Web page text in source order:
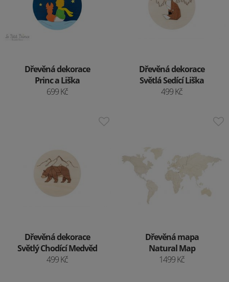
Dřevěná dekorace
Princ a Liška
699 Kč
Dřevěná dekorace
Světlá Sedící Liška
499 Kč
Dřevěná dekorace
Světlý Chodící Medvěd
499 Kč
Dřevěná mapa
Natural Map
1499 Kč